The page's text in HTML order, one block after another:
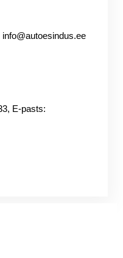
info@autoesindus.ee